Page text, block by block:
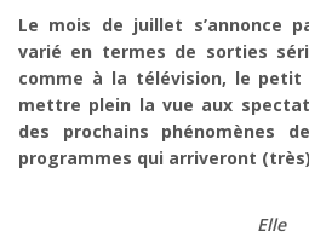
Le mois de juillet s’annonce
varié en termes de sorties
comme à la télévision, le petit
mettre plein la vue aux
des prochains phénomènes
programmes qui arriveront
Elle